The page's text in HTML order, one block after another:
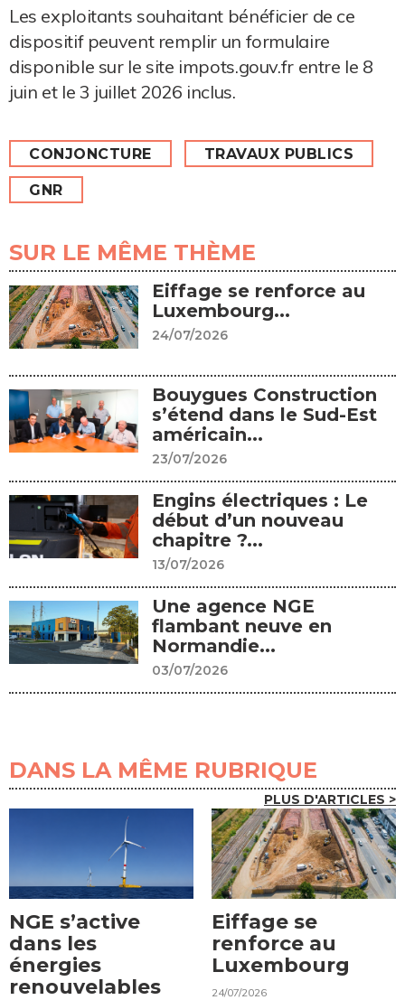
Les exploitants souhaitant bénéficier de ce
dispositif peuvent remplir un formulaire
disponible sur le site impots.gouv.fr entre le 8
juin et le 3 juillet 2026 inclus.
CONJONCTURE TRAVAUX PUBLICS
GNR
SUR LE MÊME THÈME
Eiffage se renforce au
Luxembourg...
24/07/2026
Bouygues Construction
s’étend dans le Sud-Est
américain...
23/07/2026
Engins électriques : Le
début d’un nouveau
chapitre ?...
13/07/2026
Une agence NGE
flambant neuve en
Normandie...
03/07/2026
DANS LA MÊME RUBRIQUE
PLUS D'ARTICLES >
NGE s’active
dans les
énergies
renouvelables
Eiffage se
renforce au
Luxembourg
24/07/2026